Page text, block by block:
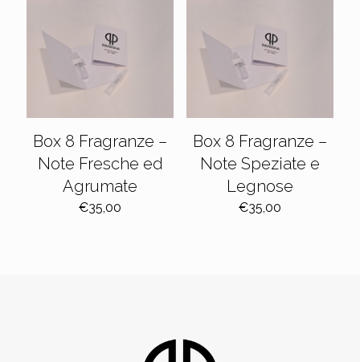
Box 8 Fragranze –
Note Fresche ed
Agrumate
€35,00
Box 8 Fragranze –
Note Speziate e
Legnose
€35,00